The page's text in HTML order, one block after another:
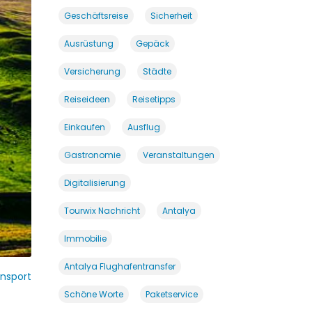
Geschäftsreise Sicherheit
Ausrüstung Gepäck
Versicherung Städte
Reiseideen Reisetipps
Einkaufen Ausflug
Gastronomie Veranstaltungen
Digitalisierung
Tourwix Nachricht Antalya
Immobilie
Antalya Flughafentransfer
Schöne Worte Paketservice